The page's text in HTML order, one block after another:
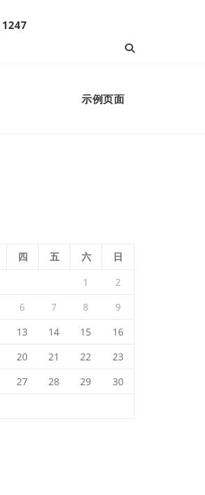
1247
示例页面
四 五 六
日
1
2
6 7 8
9
13 14 15
16
20 21 22
23
27 28 29
30